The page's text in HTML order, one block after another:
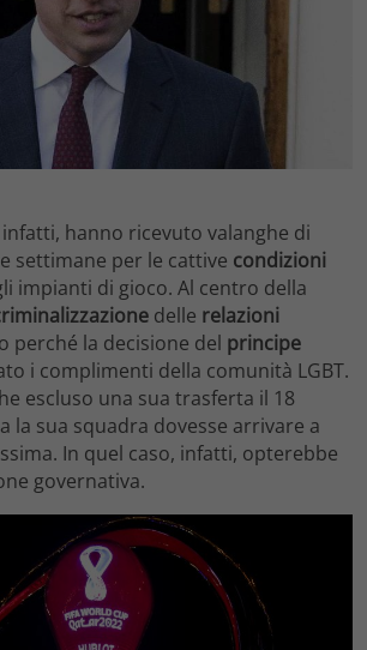
hanno ricevuto valanghe di
settimane per le cattive condizioni
impianti di gioco. Al centro della
delle relazioni
perché la decisione del principe
i complimenti della comunità LGBT.
escluso una sua trasferta il 18
la sua squadra dovesse arrivare a
In quel caso, infatti, opterebbe
governativa.